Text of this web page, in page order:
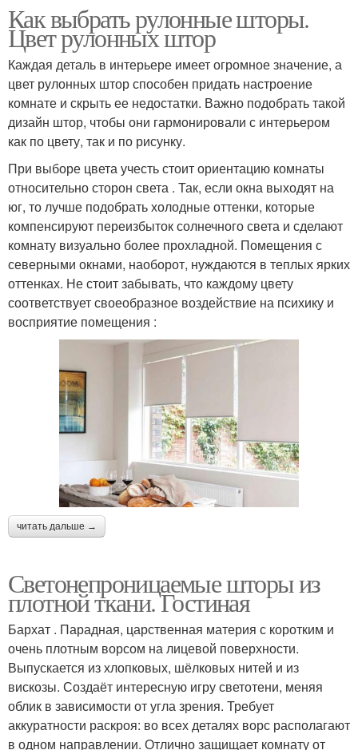
Как выбрать рулонные шторы.
Цвет рулонных штор
Каждая деталь в интерьере имеет огромное значение, а
цвет рулонных штор способен придать настроение
комнате и скрыть ее недостатки. Важно подобрать такой
дизайн штор, чтобы они гармонировали с интерьером
как по цвету, так и по рисунку.
При выборе цвета учесть стоит ориентацию комнаты
относительно сторон света . Так, если окна выходят на
юг, то лучше подобрать холодные оттенки, которые
компенсируют переизбыток солнечного света и сделают
комнату визуально более прохладной. Помещения с
северными окнами, наоборот, нуждаются в теплых ярких
оттенках. Не стоит забывать, что каждому цвету
соответствует своеобразное воздействие на психику и
восприятие помещения :
читать дальше →
Светонепроницаемые шторы из
плотной ткани. Гостиная
Бархат . Парадная, царственная материя с коротким и
очень плотным ворсом на лицевой поверхности.
Выпускается из хлопковых, шёлковых нитей и из
вискозы. Создаёт интересную игру светотени, меняя
облик в зависимости от угла зрения. Требует
аккуратности раскроя: во всех деталях ворс располагают
в одном направлении. Отлично защищает комнату от